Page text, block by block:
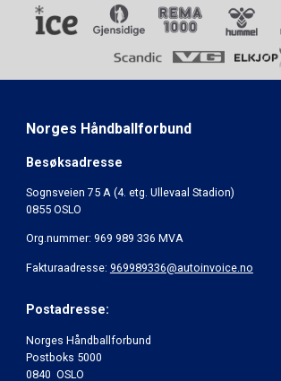
Norges Håndballforbund
Besøksadresse
Sognsveien 75 A (4. etg. Ullevaal Stadion)
0855 OSLO
Org.nummer: 969 989 336 MVA
Fakturaadresse: 969989336@autoinvoice.no
Postadresse:
Norges Håndballforbund
Postboks 5000
0840 OSLO